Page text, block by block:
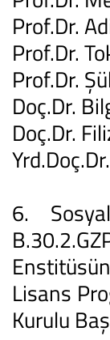
Prof.Dr.
Prof.Dr.
Prof.Dr.
Doç.Dr.
Doç.Dr.
6.
Lisans
Kurulu